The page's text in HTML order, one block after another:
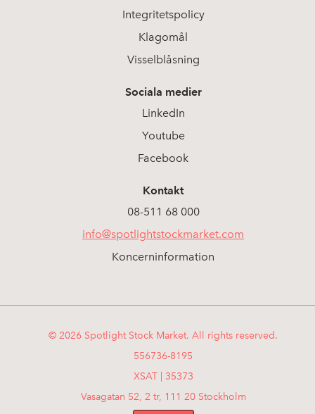
Integritetspolicy
Klagomål
Visselblåsning
Sociala medier
LinkedIn
Youtube
Facebook
Kontakt
08-511 68 000
info@spotlightstockmarket.com
Koncerninformation
© 2026 Spotlight Stock Market. All rights reserved.
556736-8195
XSAT | 35373
Vasagatan 52, 2 tr, 111 20 Stockholm